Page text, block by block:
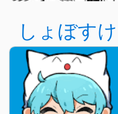
しょぼすけ